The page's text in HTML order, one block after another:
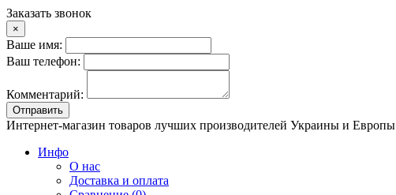
Заказать звонок
×
Ваше имя:
Ваш телефон:
Комментарий:
Отправить
Интернет-магазин товаров лучших производителей Украины и Европы
Инфо
О нас
Доставка и оплата